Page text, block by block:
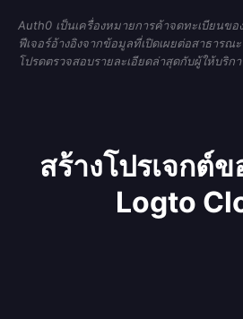
Auth0 เป็นเครื่องหมายการค้าจดทะเบียนขอ
ฟีเจอร์อ้างอิงจากข้อมูลที่เปิดเผยต่อสาธาร
โปรดตรวจสอบรายละเอียดล่าสุดกับผู้ให้บริก
สร้างโปรเจกต์
Logto